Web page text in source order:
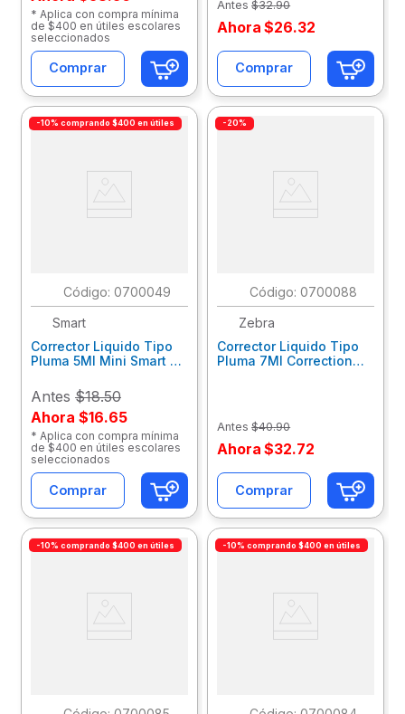
* Aplica con compra mínima
de $400 en útiles escolares
seleccionados
Comprar
Antes $32.90
Ahora $26.32
Comprar
-10% comprando $400 en útiles
: 0700049
Smart
Corrector Liquido Tipo
Pluma 5Ml Mini Smart Blt
Antes $18.50
Ahora $16.65
* Aplica con compra mínima
de $400 en útiles escolares
seleccionados
Comprar
-20%
: 0700088
Zebra
Corrector Liquido Tipo
Pluma 7Ml Correction
Antes $40.90
Ahora $32.72
Comprar
-10% comprando $400 en útiles -10% comprando $400 en útiles